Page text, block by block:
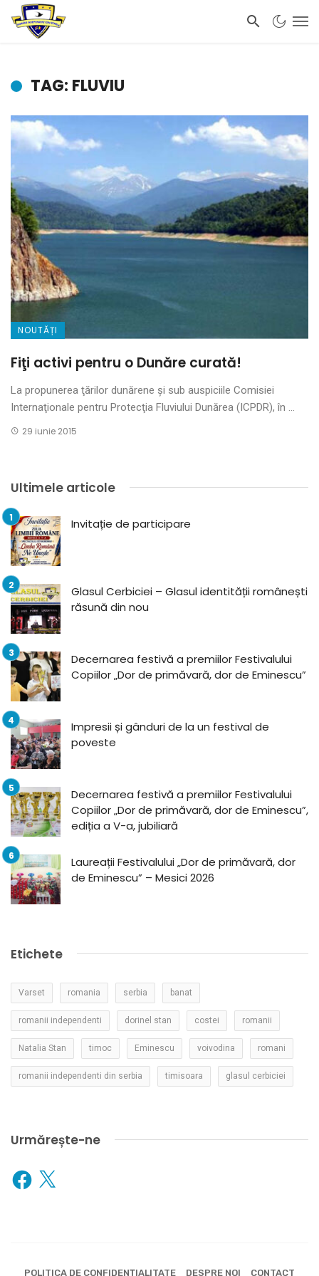
TAG: FLUVIU
NOUTĂȚI
Fiţi activi pentru o Dunăre curată!
La propunerea ţărilor dunărene şi sub auspiciile Comisiei
Internaţionale pentru Protecţia Fluviului Dunărea (ICPDR), în ...
29 iunie 2015
Ultimele articole
Invitație de participare
Glasul Cerbiciei – Glasul identității românești
răsună din nou
Decernarea festivă a premiilor Festivalului
Copiilor „Dor de primăvară, dor de Eminescu”
Impresii și gânduri de la un festival de
poveste
Decernarea festivă a premiilor Festivalului
Copiilor „Dor de primăvară, dor de Eminescu”,
ediția a V-a, jubiliară
Laureații Festivalului „Dor de primăvară, dor
de Eminescu” – Mesici 2026
Etichete
Varset romania serbia banat
romanii independenti dorinel stan costei romanii
Natalia Stan timoc Eminescu voivodina romani
romanii independenti din serbia timisoara glasul cerbiciei
Urmărește-ne
Facebook
X
POLITICA DE CONFIDENȚIALITATE DESPRE NOI CONTACT